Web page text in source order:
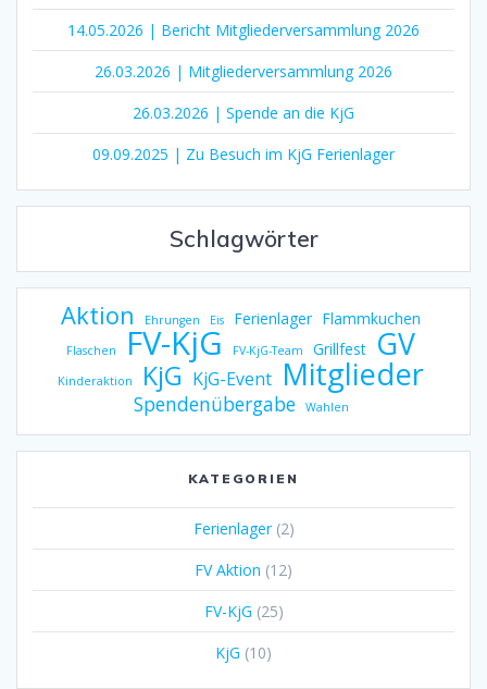
14.05.2026 | Bericht Mitgliederversammlung 2026
26.03.2026 | Mitgliederversammlung 2026
26.03.2026 | Spende an die KjG
09.09.2025 | Zu Besuch im KjG Ferienlager
Schlagwörter
Aktion Ehrungen Eis Ferienlager Flammkuchen
Flaschen FV-KjG FV-KjG-Team Grillfest GV
Kinderaktion KjG KjG-Event Mitglieder
Spendenübergabe Wahlen
KATEGORIEN
Ferienlager(2)
FV Aktion (12)
FV-KjG (25)
KjG (10)